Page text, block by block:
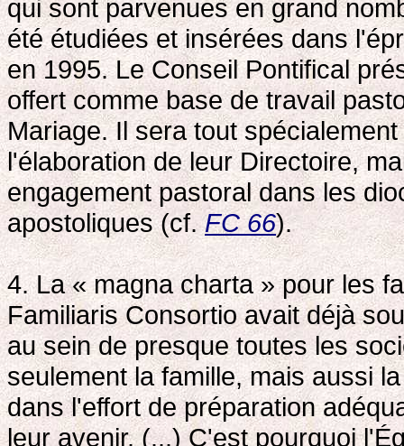
qui sont parvenues en grand
été étudiées et insérées dans
en 1995. Le Conseil Pontifical
offert comme base de travail
Mariage. Il sera tout
l'élaboration de leur Directoire,
engagement pastoral dans les
apostoliques (cf.FC 66).
4. La « magna charta » pour les
Familiaris Consortio avait déjà
au sein de presque toutes les
seulement la famille, mais aussi
dans l'effort de préparation
leur avenir. (...) C'est pourquoi